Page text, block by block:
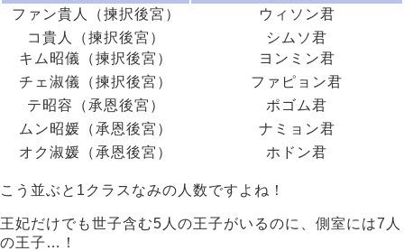
ファン貴人（揀択後宮）
ウィソン君
コ貴人（揀択後宮）
シムソ君
キム昭儀（揀択後宮）
ヨンミン君
チェ淑儀（揀択後宮）
ファピョン君
テ昭容（承恩後宮）
ポゴム君
ムン昭媛（承恩後宮）
ナミョン君
オク淑媛（承恩後宮）
ホドン君
こう並ぶと1クラスなみの人数ですよね！
王妃だけでも世子含む5人の王子がいるのに、側室には7人
の王子…！